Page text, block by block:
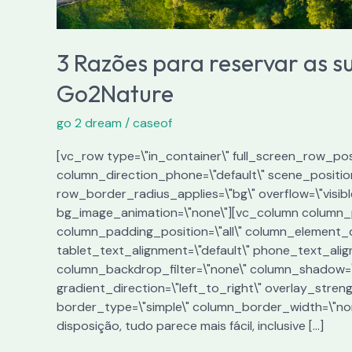
3 Razões para reservar as
Go2Nature
go 2 dream /caseof
[vc_row type=\"in_container\"
column_direction_phone=\"default\"
row_border_radius_applies=\"bg\"
bg_image_animation=\"none\"][vc_column
column_padding_position=\"all\"
tablet_text_alignment=\"default\"
column_backdrop_filter=\"none\"
gradient_direction=\"left_to_right\"
border_type=\"simple\"
disposição, tudo parece mais fácil, inclusive […]